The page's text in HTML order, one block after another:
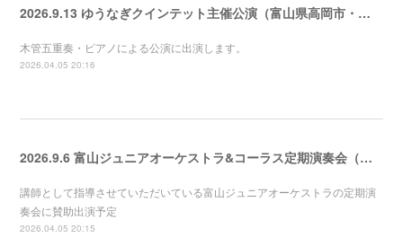
2026.9.13 ゆうなぎクインテット主催公演（富山県高岡市・城東音楽院ホール）
木管五重奏・ピアノによる公演に出演します。
2026.04.05 20:16
2026.9.6 富山ジュニアオーケストラ&コーラス定期演奏会（新川文化ホール）
講師として指導させていただいている富山ジュニアオーケストラの定期演
奏会に賛助出演予定
2026.04.05 20:15